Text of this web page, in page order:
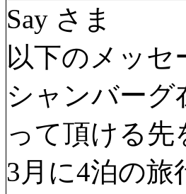
Say さま
以下のメッセ
シャンバー
って頂ける
3月に4泊の